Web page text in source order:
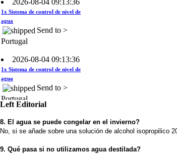
agua
Send to >
Portugal
2026-08-04 09:13:36
agua
Send to >
Portugal
2026-08-04 09:13:36
agua
Send to >
Left Editorial
8. El agua se puede congelar en el invierno?
No, si se añade sobre una solución de alcohol isopropilico
9. Qué pasa si no utilizamos agua destilada?